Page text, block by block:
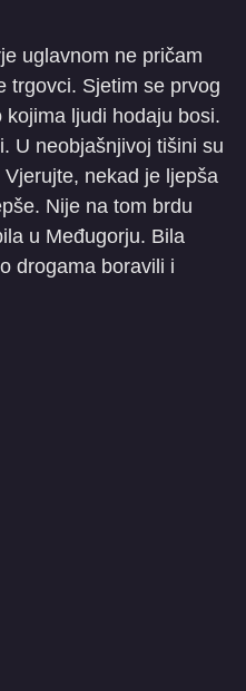
uglavnom ne pričam
trgovci. Sjetim se prvog
ljudi hodaju bosi.
U neobjašnjivoj tišini su
nekad je ljepša
Nije na tom brdu
u Međugorju. Bila
drogama boravili i